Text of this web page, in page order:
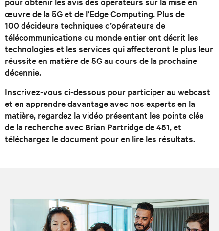
œuvre de la 5G et de l’Edge Computing. Plus de
100 décideurs techniques d’opérateurs de
télécommunications du monde entier ont décrit les
technologies et les services qui affecteront le plus leur
réussite en matière de 5G au cours de la prochaine
décennie.
Inscrivez-vous ci-dessous pour participer au webcast
et en apprendre davantage avec nos experts en la
matière, regardez la vidéo présentant les points clés
de la recherche avec Brian Partridge de 451, et
téléchargez le document pour en lire les résultats.